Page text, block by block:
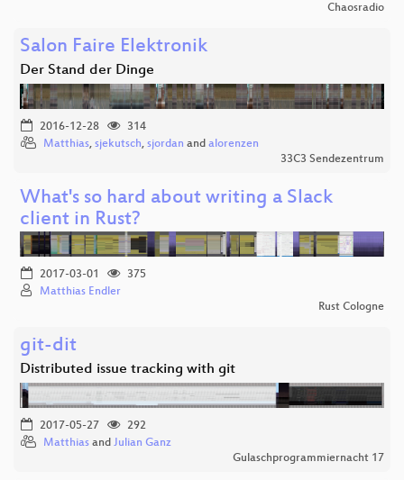
Chaosradio
Salon Faire Elektronik
Der Stand der Dinge
2016-12-28
314
Matthias, sjekutsch, sjordan and alorenzen
33C3 Sendezentrum
What's so hard about writing a Slack
client in Rust?
2017-03-01
375
Matthias Endler
Rust Cologne
git-dit
Distributed issue tracking with git
2017-05-27
292
Matthias and Julian Ganz
Gulaschprogrammiernacht 17